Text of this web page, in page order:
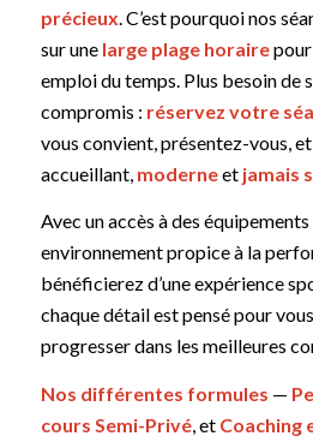
précieux . C’est pourquoi nos
sur une large plage horairepour
emploi du temps. Plus besoin de
compromis : réservez votre
vous convient, présentez-vous,
accueillant, moderneet jamais
Avec un accès à des équipements
environnement propice à la
bénéficierez d’une expérience
chaque détail est pensé pour
progresser dans les meilleures
Nos différentes formules —
cours Semi-Privé, et Coaching